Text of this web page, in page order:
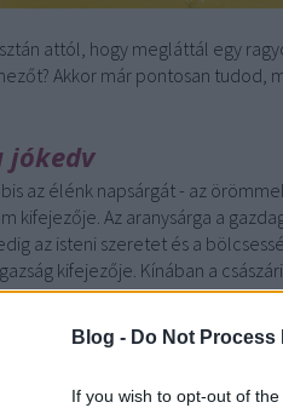
Blog - Do Not
If you wish to opt-out of
attól, hogy megláttál egy
Akkor már pontosan tudod,
jókedv
az élénk napsárgát - az
kifejezője. Az aranysárga a
az isteni szeretet és a
kifejezője. Kínában a
viselhették.